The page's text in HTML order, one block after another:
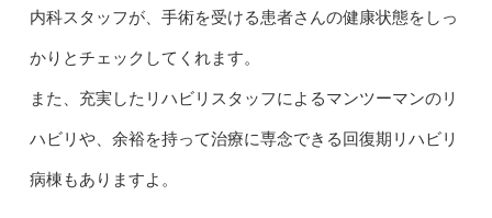
内科スタッフが、手術を受ける患者さんの健康状態をしっ
かりとチェックしてくれます。
また、充実したリハビリスタッフによるマンツーマンのリ
ハビリや、余裕を持って治療に専念できる回復期リハビリ
病棟もありますよ。